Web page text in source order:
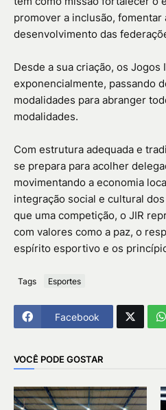
promover a inclusão,
desenvolvimento das
Desde a sua criação, os
exponencialmente, passando
modalidades para abranger
modalidades.
Com estrutura adequada e
se prepara para acolher
movimentando a economia
integração social e cultural
que uma competição, o JIR
com valores como a paz, o
espírito esportivo e os
Tags Esportes
Facebook
VOCÊ PODE GOSTAR